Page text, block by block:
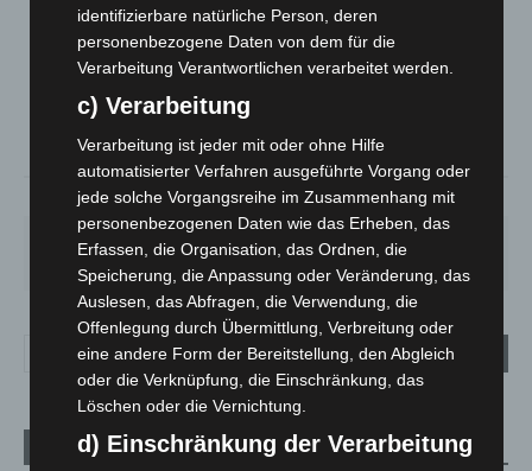
LANGENHAGEN
Klarer Himmel
21.9
°
62% 3.6m/s 4%
DO.
29°
FR.
25°
SA.
27° 32° 35
Aktuelle Beiträge
identifizierbare natürliche Person, deren
personenbezogene Daten von dem für die
Verarbeitung Verantwortlichen verarbeitet werden.
c) Verarbeitung
Verarbeitung ist jeder mit oder ohne Hilfe
automatisierter Verfahren ausgeführte Vorgang oder
jede solche Vorgangsreihe im Zusammenhang mit
personenbezogenen Daten wie das Erheben, das
Erfassen, die Organisation, das Ordnen, die
Speicherung, die Anpassung oder Veränderung, das
Auslesen, das Abfragen, die Verwendung, die
Offenlegung durch Übermittlung, Verbreitung oder
eine andere Form der Bereitstellung, den Abgleich
oder die Verknüpfung, die Einschränkung, das
Löschen oder die Vernichtung.
d) Einschränkung der Verarbeitung